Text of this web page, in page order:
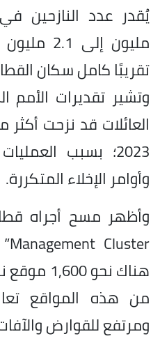
مليون
تقريبًا كامل سكان
وتشير تقديرات
2023؛ بسبب
وأوامر الإخلاء المتكررة.
من هذه المواقع
ومرتفع للقوارض